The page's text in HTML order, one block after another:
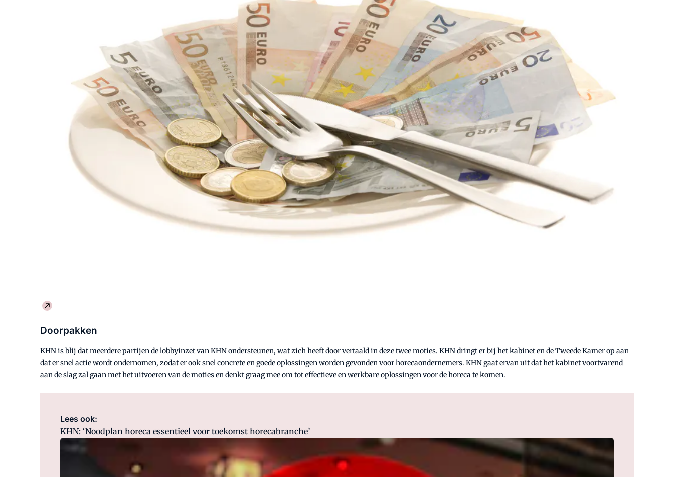
Doorpakken
KHN is blij dat meerdere partijen de lobbyinzet van KHN ondersteunen, wat zich heeft door vertaald in deze twee moties. KHN dringt er bij het kabinet en de Tweede Kamer op aan
dat er snel actie wordt ondernomen, zodat er ook snel concrete en goede oplossingen worden gevonden voor horecaondernemers. KHN gaat ervan uit dat het kabinet voortvarend
aan de slag zal gaan met het uitvoeren van de moties en denkt graag mee om tot effectieve en werkbare oplossingen voor de horeca te komen.
Lees ook:
KHN: ‘Noodplan horeca essentieel voor toekomst horecabranche’